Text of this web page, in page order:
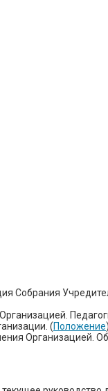
Собрания
(Положение)
Организацией.